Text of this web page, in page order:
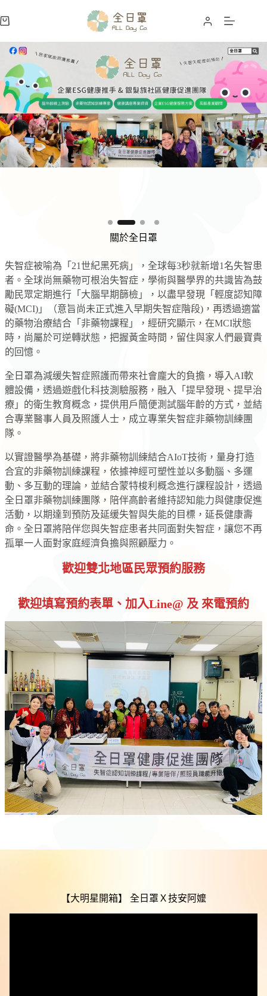
至
容
購
物
Slide 3 of 4
關於全日罩
失智症被喻為「21世紀黑死病」，全球每3秒就新增1名失智患
者。全球尚無藥物可根治失智症，學術與醫學界的共識皆為鼓
勵民眾定期進行「大腦早期篩檢」，以盡早發現「輕度認知障
礙(MCI)」（意旨尚未正式進入早期失智症階段)，再透過適當
的藥物治療結合「非藥物課程」，經研究顯示，在MCI狀態
時，尚屬於可逆轉狀態，把握黃金時間，留住與家人們最寶貴
的回憶。
全日罩為減缓失智症照護而帶來社會龐大的負擔，導入AI軟
體設備，透過遊戲化科技測驗服務，融入「提早發現、提早治
療」的衛生教育概念，提供用戶簡便測試腦年齡的方式，並結
合專業醫事人員及照護人士，成立專業失智症非藥物訓練團
隊。
以實證醫學為基礎，將非藥物訓練結合AIoT技術，量身打造
合宜的非藥物訓練課程，依據神經可塑性並以多動腦、多運
動、多互動的理論，並結合蒙特梭利概念進行課程設計，透過
全日罩非藥物訓練團隊，陪伴高齡者維持認知能力與健康促進
活動，以期達到預防及延缓失智與失能的目標，延長健康壽
命。全日罩將陪伴您與失智症患者共同面對失智症，讓您不再
孤單一人面對家庭經濟負擔與照顧壓力。
歡迎雙北地區民眾預約服務
歡迎填寫預約表單、加入Line@ 及 來電預約
Slide 2 of 5
【大明星開箱】 全日罩Ｘ技安阿嬤